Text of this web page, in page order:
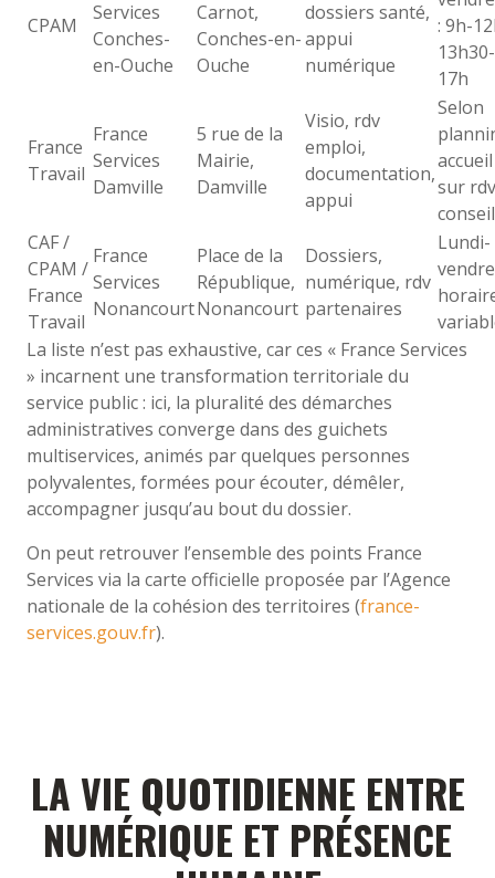
CPAM
Services
Conches-
en-Ouche
Carnot,
Conches-en-
Ouche
dossiers santé,
appui
numérique
: 9h-
13h30-
17h
France
Travail
France
Services
Damville
5 rue de la
Mairie,
Damville
Visio, rdv
emploi,
documentation,
appui
Selon
accueil
sur rdv
CAF /
CPAM /
France
Travail
France
Services
Nonancourt
Place de la
République,
Nonancourt
Dossiers,
numérique, rdv
partenaires
Lundi-
La liste n’est pas exhaustive, car ces « France Services
» incarnent une transformation territoriale du
service public : ici, la pluralité des démarches
administratives converge dans des guichets
multiservices, animés par quelques personnes
polyvalentes, formées pour écouter, démêler,
accompagner jusqu’au bout du dossier.
On peut retrouver l’ensemble des points France
Services via la carte officielle proposée par l’Agence
nationale de la cohésion des territoires (france-
services.gouv.fr).
LA VIE QUOTIDIENNE ENTRE
NUMÉRIQUE ET PRÉSENCE